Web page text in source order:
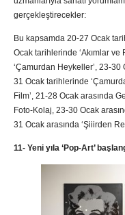
gerçekleştirecekler:
Bu kapsamda 20-27 Ocak
Ocak tarihlerinde ‘Akımlar
‘Çamurdan Heykeller’, 23-30
31 Ocak tarihlerinde
Film’, 21-28 Ocak arasında
Foto-Kolaj, 23-30 Ocak
31 Ocak arasında ‘Şiiirden
11- Yeni yıla ‘Pop-Art’